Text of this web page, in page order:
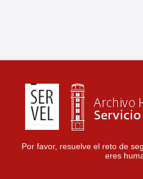
Por favor, resuelve el reto de
eres